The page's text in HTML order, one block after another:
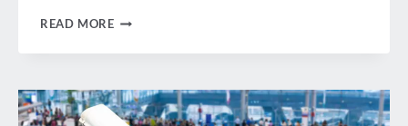
READ MOREEL
LÍNEAS
DE
SEGURIDAD